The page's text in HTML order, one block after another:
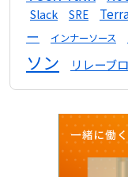
Slack SRE
ー
インナーソース
ソン
リレーブ